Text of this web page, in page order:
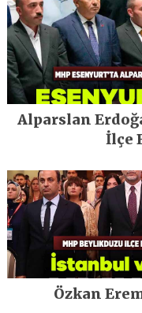
Alparslan
İlçe
Özkan